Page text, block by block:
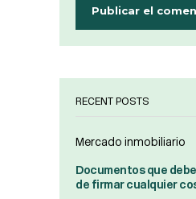
RECENT POSTS
Mercado inmobiliario
Documentos que
de firmar cualquier